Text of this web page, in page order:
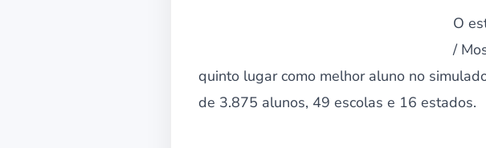
O
/
quinto lugar como melhor aluno no
de 3.875 alunos, 49 escolas e 16 estados.